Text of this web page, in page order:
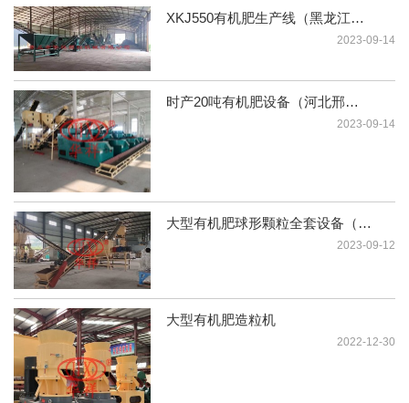
XKJ550有机肥生产线（黑龙江哈尔滨）
2023-09-14
时产20吨有机肥设备（河北邢台）
2023-09-14
大型有机肥球形颗粒全套设备（广西玉
2023-09-12
大型有机肥造粒机
2022-12-30